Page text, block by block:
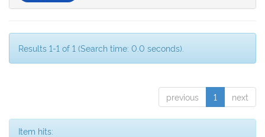
Results 1-1 of 1 (Search time: 0.0 seconds).
previous 1 next
Item hits: